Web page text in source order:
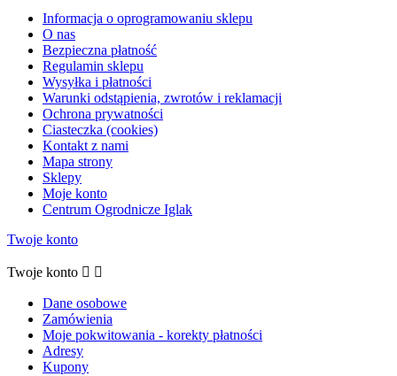
Informacja o oprogramowaniu sklepu
O nas
Bezpieczna płatność
Regulamin sklepu
Wysyłka i płatności
Warunki odstąpienia, zwrotów i reklamacji
Ochrona prywatności
Ciasteczka (cookies)
Kontakt z nami
Mapa strony
Sklepy
Moje konto
Centrum Ogrodnicze Iglak
Twoje konto
Twoje konto  
Dane osobowe
Zamówienia
Moje pokwitowania - korekty płatności
Adresy
Kupony